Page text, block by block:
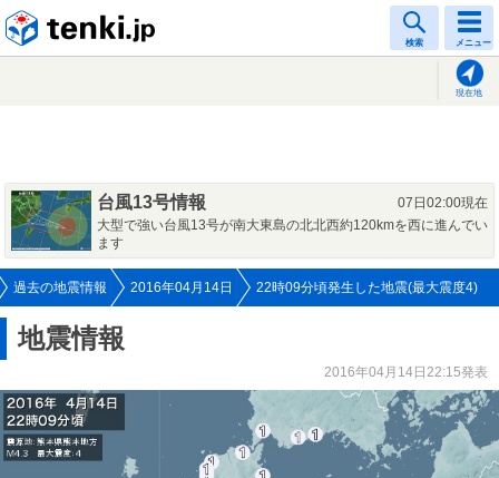
検索 メニュー
現在地
台風13号情報
07日02:00現在
大型で強い台風13号が南大東島の北北西約120kmを西に進んでい
ます
過去の地震情報 2016年04月14日 22時09分頃発生した地震(最大震度4)
地震情報
2016年04月14日22:15発表